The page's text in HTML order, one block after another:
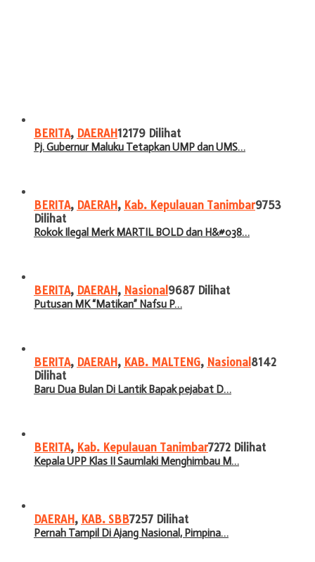
BERITA, DAERAH12179 Dilihat
Pj. Gubernur Maluku Tetapkan UMP dan UMS…
BERITA, DAERAH, Kab. Kepulauan Tanimbar9753
Dilihat
Rokok Ilegal Merk MARTIL BOLD dan H&#038…
BERITA, DAERAH, Nasional 9687 Dilihat
Putusan MK “Matikan” Nafsu P…
BERITA, DAERAH, KAB. MALTENG, Nasional 8142
Dilihat
Baru Dua Bulan Di Lantik Bapak pejabat D…
BERITA, Kab. Kepulauan Tanimbar7272 Dilihat
Kepala UPP Klas II Saumlaki Menghimbau M…
DAERAH, KAB. SBB7257 Dilihat
Pernah Tampil Di Ajang Nasional, Pimpina…